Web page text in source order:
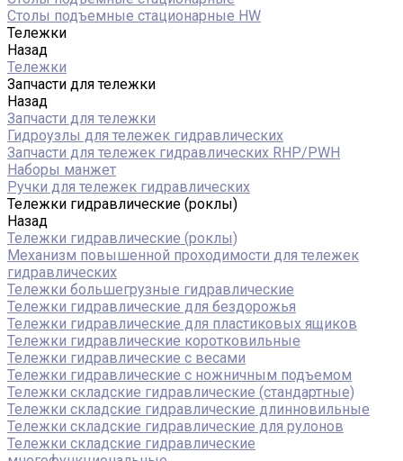
Столы подъемные стационарные HW
Тележки
Назад
Тележки
Запчасти для тележки
Назад
Запчасти для тележки
Гидроузлы для тележек гидравлических
Запчасти для тележек гидравлических RHP/PWH
Наборы манжет
Ручки для тележек гидравлических
Тележки гидравлические (роклы)
Назад
Тележки гидравлические (роклы)
Механизм повышенной проходимости для тележек
гидравлических
Тележки большегрузные гидравлические
Тележки гидравлические для бездорожья
Тележки гидравлические для пластиковых ящиков
Тележки гидравлические коротковильные
Тележки гидравлические с весами
Тележки гидравлические с ножничным подъемом
Тележки складские гидравлические (стандартные)
Тележки складские гидравлические длинновильные
Тележки складские гидравлические для рулонов
Тележки складские гидравлические